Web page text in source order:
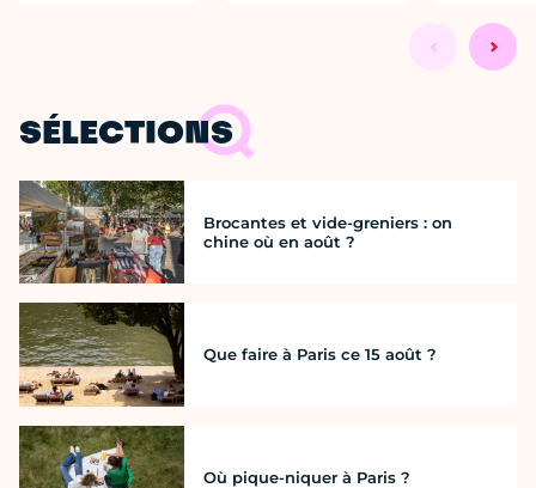
SÉLECTIONS
Brocantes et vide-greniers : on
chine où en août ?
Que faire à Paris ce 15 août ?
Où pique-niquer à Paris ?